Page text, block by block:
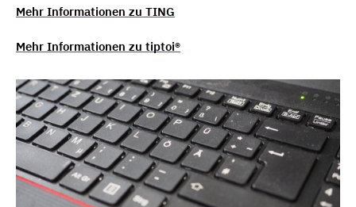
Mehr Informationen zu TING
Mehr Informationen zu tiptoi®